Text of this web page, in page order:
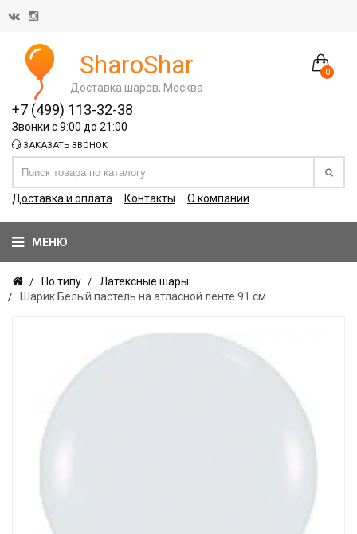
0
SharoShar
Доставка шаров, Москва
+7 (499) 113-32-38
Звонки с 9:00 до 21:00
ЗАКАЗАТЬ ЗВОНОК
Доставка и оплата Контакты О компании
МЕНЮ
По типу
Латексные шары
Шарик Белый пастель на атласной ленте 91 см